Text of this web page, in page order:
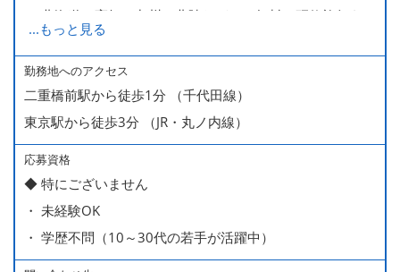
・ 北海道や高知、九州、北陸などへの無料の研修旅行あり
ます
・ 無料の美味しい まかない食 あり
...もっと見る
勤務地へのアクセス
二重橋前駅から徒歩1分 （千代田線）
東京駅から徒歩3分 （JR・丸ノ内線）
応募資格
◆ 特にございません
・ 未経験OK
・ 学歴不問（10～30代の若手が活躍中）